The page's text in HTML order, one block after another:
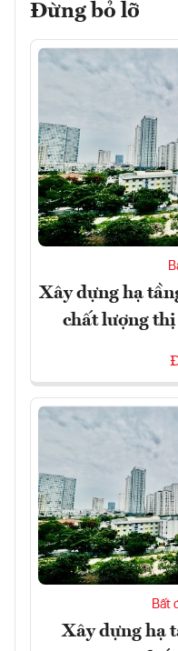
Đừng bỏ lỡ
Xây dựng hạ
chất lượng
Bất
Xây dựng hạ